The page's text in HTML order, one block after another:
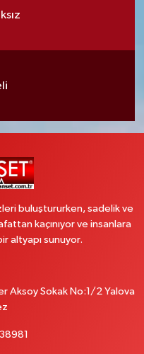
buluştururken, sadelik ve
kaçınıyor ve insanlara
altyapı sunuyor.
Aksoy Sokak No:1/2 Yalova